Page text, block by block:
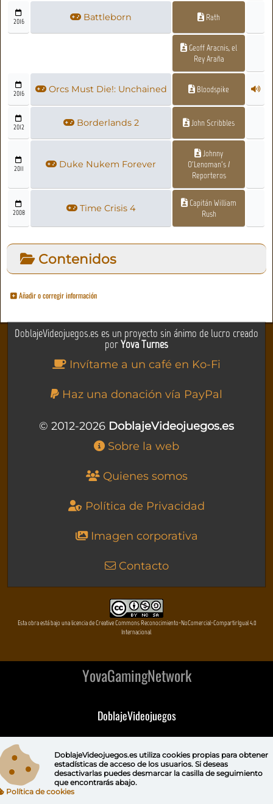
2016 Battleborn Rath
Geoff Aracnis, el
Rey Araña
2016 Orcs Must Die!: Unchained Bloodspike
2012 Borderlands 2 John Scribbles
2011 Duke Nukem Forever
Johnny
O'Lenoman's /
Reporteros
2008 Time Crisis 4
Capitán William
Rush
Contenidos
Añadir o corregir información
DoblajeVideojuegos.es es un proyecto sin ánimo de lucro creado
porYova Turnes
Invítame a un café en Ko-Fi
Haz una donación vía PayPal
© 2012-2026 DoblajeVideojuegos.es
Sobre la web
Quienes somos
Política de Privacidad
Imagen corporativa
Contacto
Esta obra está bajo una licencia de Creative Commons Reconocimiento-NoComercial-CompartirIgual 4.0
Internacional
YovaGamingNetwork
DoblajeVideojuegos
DeVuego
DeVuego GAL
DoblajeVideojuegos.es utiliza cookies propiaspara obtener
estadísticas de acceso de los usuarios. Si deseas
desactivarlas puedes desmarcar la casilla de seguimiento
que encontrarás abajo.
Política de cookies